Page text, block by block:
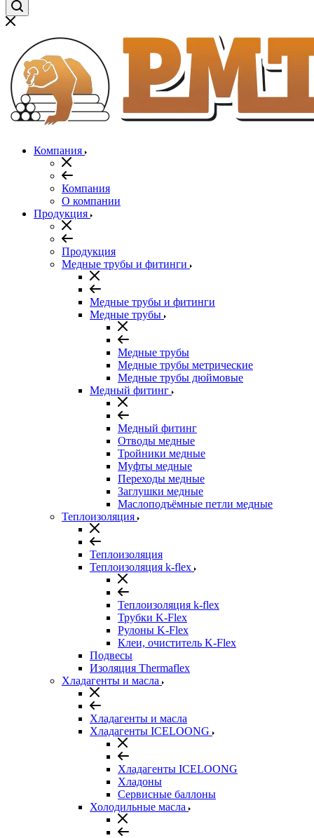
Компания
Компания
О компании
Продукция
Продукция
Медные трубы и фитинги
Медные трубы и фитинги
Медные трубы
Медные трубы
Медные трубы метрические
Медные трубы дюймовые
Медный фитинг
Медный фитинг
Отводы медные
Тройники медные
Муфты медные
Переходы медные
Заглушки медные
Маслоподъёмные петли медные
Теплоизоляция
Теплоизоляция
Теплоизоляция k-flex
Теплоизоляция k-flex
Трубки K-Flex
Рулоны K-Flex
Клеи, очиститель K-Flex
Подвесы
Изоляция Thermaflex
Хладагенты и масла
Хладагенты и масла
Хладагенты ICELOONG
Хладагенты ICELOONG
Хладоны
Сервисные баллоны
Холодильные масла